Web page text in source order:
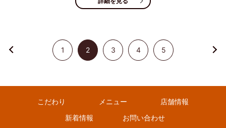
1 2 3 4 5
こだわり メニュー
店舗情報
新着情報
お問い合わせ